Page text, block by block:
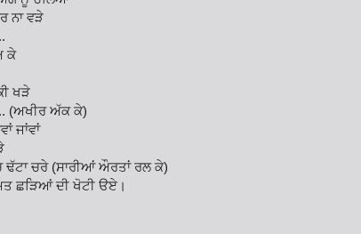
ਨਾ ਵੜੇ
ਕੇ
ਖੜੇ
(ਅਖੀਰ ਅੱਕ ਕੇ)
ਜਾਂਵਾਂ
ਢੱਟਾ ਚਰੇ (ਸਾਰੀਆਂ ਔਰਤਾਂ ਰਲ ਕੇ)
ਛੜਿਆਂ ਦੀ ਖੋਟੀ ੳਏ।